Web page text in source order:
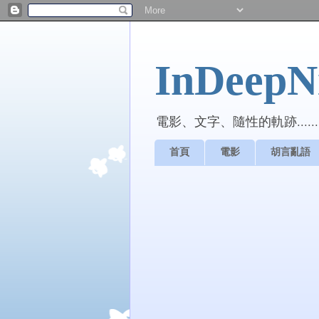
電影、文字、隨性的軌跡......
首頁 電影 胡言亂語